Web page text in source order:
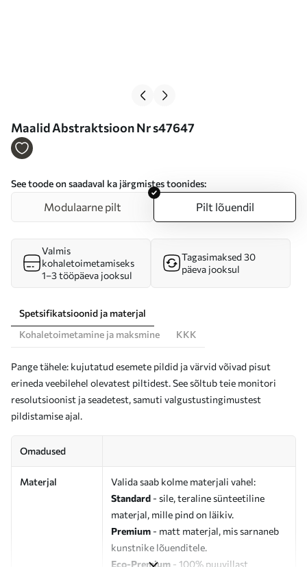
Maalid Abstraktsioon Nr s47647
See toode on saadaval ka järgmistes toonides:
Modulaarne pilt Pilt lõuendil
Valmis
kohaletoimetamiseks
1–3 tööpäeva jooksul
Tagasimaksed 30
päeva jooksul
Spetsifikatsioonid ja materjal
Kohaletoimetamine ja maksmine
KKK
Pange tähele: kujutatud esemete pildid ja värvid võivad pisut
erineda veebilehel olevatest piltidest. See sõltub teie monitori
resolutsioonist ja seadetest, samuti valgustustingimustest
pildistamise ajal.
Omadused
Materjal
Valida saab kolme materjali vahel:
Standard - sile, teraline sünteetiline
materjal, mille pind on läikiv.
Premium - matt materjal, mis sarnaneb
kunstnike lõuenditele.
Eco-Premium - 100% puuvillast